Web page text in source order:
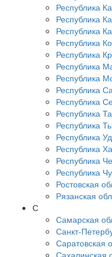
Республика
Республика
Республика
Республика
Республика
Республика
Республика
Республика
Республика
Республика
Республика
Республика
Республика
Республика
Республика
Ростовская
Рязанская
С
Самарская
Санкт-
Саратовская
Сахалинская